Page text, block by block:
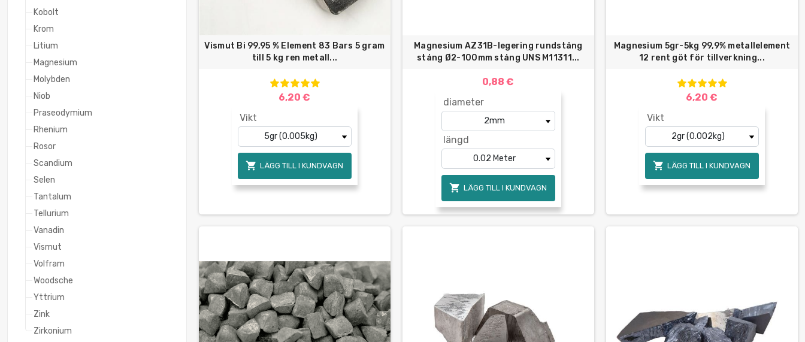
Kobolt
Krom
Litium
Magnesium
Molybden
Niob
Praseodymium
Rhenium
Rosor
Scandium
Selen
Tantalum
Tellurium
Vanadin
Vismut
Volfram
Woodsche
Yttrium
Zink
Zirkonium
Vismut Bi 99,95 % Element 83 Bars 5 gram
till 5 kg ren metall...
6,20 €
Vikt
 LÄGG TILL I KUNDVAGN
Magnesium AZ31B-legering rundstång
stång Ø2-100mm stång UNS M11311...
0,88 €
diameter
längd
 LÄGG TILL I KUNDVAGN
Magnesium 5gr-5kg 99,9% metallelement
12 rent göt för tillverkning...
6,20 €
Vikt
 LÄGG TILL I KUNDVAGN